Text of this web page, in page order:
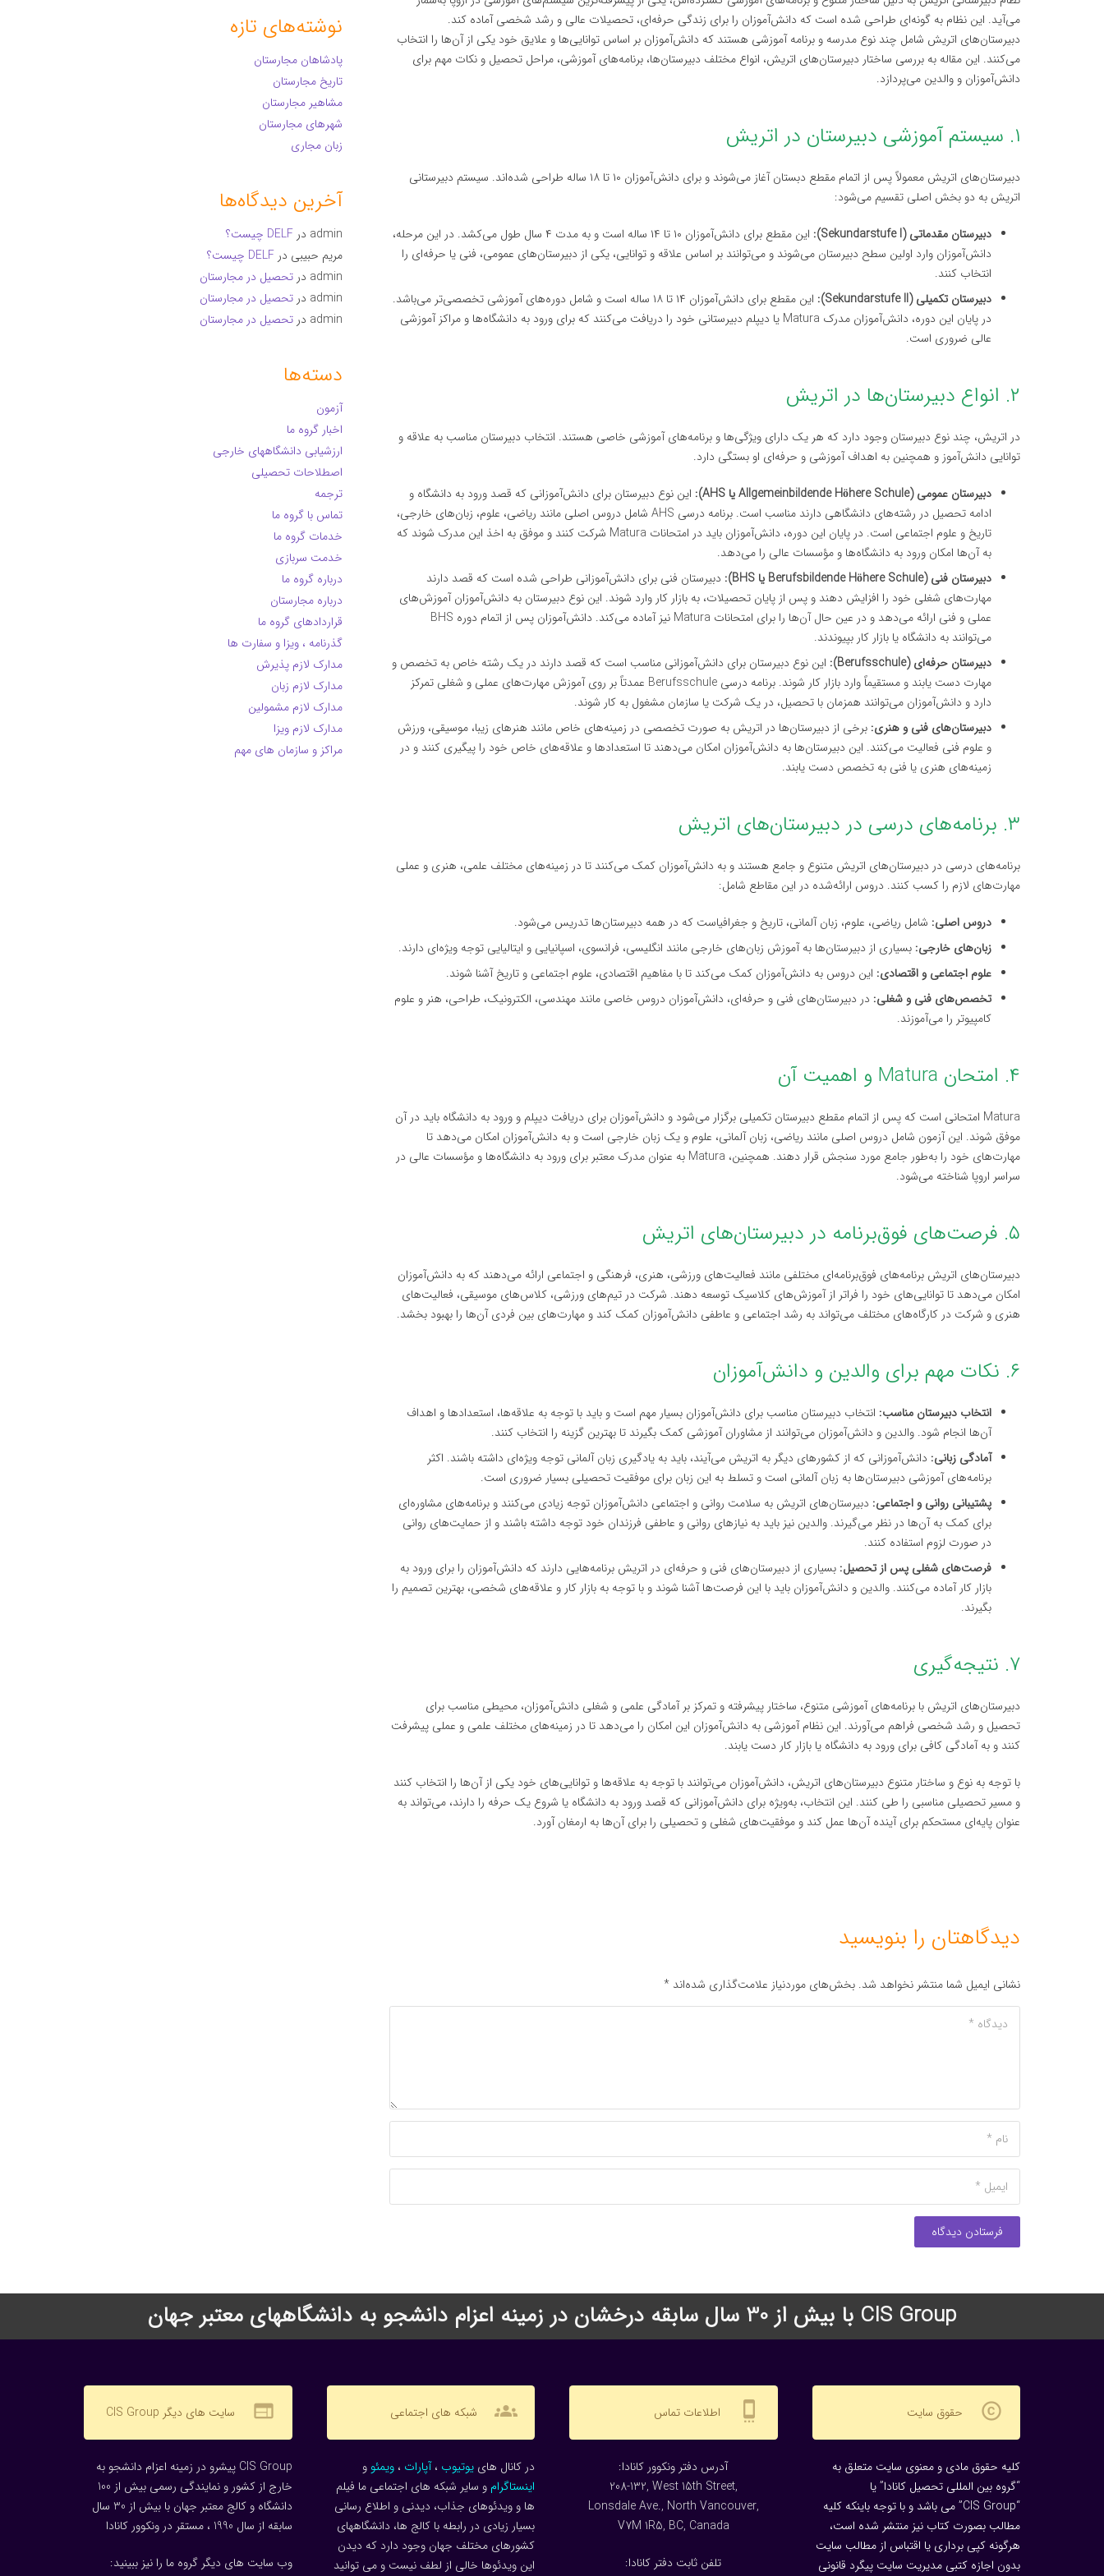
می‌آید. این نظام به گونه‌ای طراحی شده است که دانش‌آموزان را برای زندگی حرفه‌ای، تحصیلات عالی و رشد شخصی آماده کند.
دبیرستان‌های اتریش شامل چند نوع مدرسه و برنامه آموزشی هستند که دانش‌آموزان بر اساس توانایی‌ها و علایق خود یکی از آن‌ها را انتخاب
می‌کنند. این مقاله به بررسی ساختار دبیرستان‌های اتریش، انواع مختلف دبیرستان‌ها، برنامه‌های آموزشی، مراحل تحصیل و نکات مهم برای
دانش‌آموزان و والدین می‌پردازد.
۱. سیستم آموزشی دبیرستان در اتریش
دبیرستان‌های اتریش معمولاً پس از اتمام مقطع دبستان آغاز می‌شوند و برای دانش‌آموزان ۱۰ تا ۱۸ ساله طراحی شده‌اند. سیستم دبیرستانی
اتریش به دو بخش اصلی تقسیم می‌شود:
دبیرستان مقدماتی (Sekundarstufe I):
این مقطع برای دانش‌آموزان ۱۰ تا ۱۴ ساله است و به مدت ۴ سال طول می‌کشد. در این مرحله،
دانش‌آموزان وارد اولین سطح دبیرستان می‌شوند و می‌توانند بر اساس علاقه و توانایی، یکی از دبیرستان‌های عمومی، فنی یا حرفه‌ای را
انتخاب کنند.
دبیرستان تکمیلی (Sekundarstufe II):
این مقطع برای دانش‌آموزان ۱۴ تا ۱۸ ساله است و شامل دوره‌های آموزشی تخصصی‌تر می‌باشد.
در پایان این دوره، دانش‌آموزان مدرک Matura یا دیپلم دبیرستانی خود را دریافت می‌کنند که برای ورود به دانشگاه‌ها و مراکز آموزشی
عالی ضروری است.
۲. انواع دبیرستان‌ها در اتریش
در اتریش، چند نوع دبیرستان وجود دارد که هر یک دارای ویژگی‌ها و برنامه‌های آموزشی خاصی هستند. انتخاب دبیرستان مناسب به علاقه و
توانایی دانش‌آموز و همچنین به اهداف آموزشی و حرفه‌ای او بستگی دارد.
دبیرستان عمومی (Allgemeinbildende Höhere Schule یا AHS):
این نوع دبیرستان برای دانش‌آموزانی که قصد ورود به دانشگاه و
ادامه تحصیل در رشته‌های دانشگاهی دارند مناسب است. برنامه درسی AHS شامل دروس اصلی مانند ریاضی، علوم، زبان‌های خارجی،
تاریخ و علوم اجتماعی است. در پایان این دوره، دانش‌آموزان باید در امتحانات Matura شرکت کنند و موفق به اخذ این مدرک شوند که
به آن‌ها امکان ورود به دانشگاه‌ها و مؤسسات عالی را می‌دهد.
دبیرستان فنی (Berufsbildende Höhere Schule یا BHS):
دبیرستان فنی برای دانش‌آموزانی طراحی شده است که قصد دارند
مهارت‌های شغلی خود را افزایش دهند و پس از پایان تحصیلات، به بازار کار وارد شوند. این نوع دبیرستان به دانش‌آموزان آموزش‌های
عملی و فنی ارائه می‌دهد و در عین حال آن‌ها را برای امتحانات Matura نیز آماده می‌کند. دانش‌آموزان پس از اتمام دوره BHS
می‌توانند به دانشگاه یا بازار کار بپیوندند.
دبیرستان حرفه‌ای (Berufsschule):
این نوع دبیرستان برای دانش‌آموزانی مناسب است که قصد دارند در یک رشته خاص به تخصص و
مهارت دست یابند و مستقیماً وارد بازار کار شوند. برنامه درسی Berufsschule عمدتاً بر روی آموزش مهارت‌های عملی و شغلی تمرکز
دارد و دانش‌آموزان می‌توانند همزمان با تحصیل، در یک شرکت یا سازمان مشغول به کار شوند.
دبیرستان‌های فنی و هنری: برخی از دبیرستان‌ها در اتریش به صورت تخصصی در زمینه‌های خاص مانند هنرهای زیبا، موسیقی، ورزش
و علوم فنی فعالیت می‌کنند. این دبیرستان‌ها به دانش‌آموزان امکان می‌دهند تا استعدادها و علاقه‌های خاص خود را پیگیری کنند و در
زمینه‌های هنری یا فنی به تخصص دست یابند.
۳. برنامه‌های درسی در دبیرستان‌های اتریش
برنامه‌های درسی در دبیرستان‌های اتریش متنوع و جامع هستند و به دانش‌آموزان کمک می‌کنند تا در زمینه‌های مختلف علمی، هنری و عملی
مهارت‌های لازم را کسب کنند. دروس ارائه‌شده در این مقاطع شامل:
دروس اصلی: شامل ریاضی، علوم، زبان آلمانی، تاریخ و جغرافیاست که در همه دبیرستان‌ها تدریس می‌شود.
زبان‌های خارجی: بسیاری از دبیرستان‌ها به آموزش زبان‌های خارجی مانند انگلیسی، فرانسوی، اسپانیایی و ایتالیایی توجه ویژه‌ای دارند.
علوم اجتماعی و اقتصادی: این دروس به دانش‌آموزان کمک می‌کند تا با مفاهیم اقتصادی، علوم اجتماعی و تاریخ آشنا شوند.
تخصص‌های فنی و شغلی: در دبیرستان‌های فنی و حرفه‌ای، دانش‌آموزان دروس خاصی مانند مهندسی، الکترونیک، طراحی، هنر و علوم
کامپیوتر را می‌آموزند.
۴. امتحان Matura و اهمیت آن
Matura امتحانی است که پس از اتمام مقطع دبیرستان تکمیلی برگزار می‌شود و دانش‌آموزان برای دریافت دیپلم و ورود به دانشگاه باید در آن
موفق شوند. این آزمون شامل دروس اصلی مانند ریاضی، زبان آلمانی، علوم و یک زبان خارجی است و به دانش‌آموزان امکان می‌دهد تا
مهارت‌های خود را به‌طور جامع مورد سنجش قرار دهند. همچنین، Matura به عنوان مدرک معتبر برای ورود به دانشگاه‌ها و مؤسسات عالی در
سراسر اروپا شناخته می‌شود.
۵. فرصت‌های فوق‌برنامه در دبیرستان‌های اتریش
دبیرستان‌های اتریش برنامه‌های فوق‌برنامه‌ای مختلفی مانند فعالیت‌های ورزشی، هنری، فرهنگی و اجتماعی ارائه می‌دهند که به دانش‌آموزان
امکان می‌دهد تا توانایی‌های خود را فراتر از آموزش‌های کلاسیک توسعه دهند. شرکت در تیم‌های ورزشی، کلاس‌های موسیقی، فعالیت‌های
هنری و شرکت در کارگاه‌های مختلف می‌تواند به رشد اجتماعی و عاطفی دانش‌آموزان کمک کند و مهارت‌های بین فردی آن‌ها را بهبود بخشد.
۶. نکات مهم برای والدین و دانش‌آموزان
انتخاب دبیرستان مناسب: انتخاب دبیرستان مناسب برای دانش‌آموزان بسیار مهم است و باید با توجه به علاقه‌ها، استعدادها و اهداف
آن‌ها انجام شود. والدین و دانش‌آموزان می‌توانند از مشاوران آموزشی کمک بگیرند تا بهترین گزینه را انتخاب کنند.
آمادگی زبانی: دانش‌آموزانی که از کشورهای دیگر به اتریش می‌آیند، باید به یادگیری زبان آلمانی توجه ویژه‌ای داشته باشند. اکثر
برنامه‌های آموزشی دبیرستان‌ها به زبان آلمانی است و تسلط به این زبان برای موفقیت تحصیلی بسیار ضروری است.
پشتیبانی روانی و اجتماعی: دبیرستان‌های اتریش به سلامت روانی و اجتماعی دانش‌آموزان توجه زیادی می‌کنند و برنامه‌های مشاوره‌ای
برای کمک به آن‌ها در نظر می‌گیرند. والدین نیز باید به نیازهای روانی و عاطفی فرزندان خود توجه داشته باشند و از حمایت‌های روانی
در صورت لزوم استفاده کنند.
فرصت‌های شغلی پس از تحصیل: بسیاری از دبیرستان‌های فنی و حرفه‌ای در اتریش برنامه‌هایی دارند که دانش‌آموزان را برای ورود به
بازار کار آماده می‌کنند. والدین و دانش‌آموزان باید با این فرصت‌ها آشنا شوند و با توجه به بازار کار و علاقه‌های شخصی، بهترین تصمیم را
بگیرند.
۷. نتیجه‌گیری
دبیرستان‌های اتریش با برنامه‌های آموزشی متنوع، ساختار پیشرفته و تمرکز بر آمادگی علمی و شغلی دانش‌آموزان، محیطی مناسب برای
تحصیل و رشد شخصی فراهم می‌آورند. این نظام آموزشی به دانش‌آموزان این امکان را می‌دهد تا در زمینه‌های مختلف علمی و عملی پیشرفت
کنند و به آمادگی کافی برای ورود به دانشگاه یا بازار کار دست یابند.
با توجه به نوع و ساختار متنوع دبیرستان‌های اتریش، دانش‌آموزان می‌توانند با توجه به علاقه‌ها و توانایی‌های خود یکی از آن‌ها را انتخاب کنند
و مسیر تحصیلی مناسبی را طی کنند. این انتخاب، به‌ویژه برای دانش‌آموزانی که قصد ورود به دانشگاه یا شروع یک حرفه را دارند، می‌تواند به
عنوان پایه‌ای مستحکم برای آینده آن‌ها عمل کند و موفقیت‌های شغلی و تحصیلی را برای آن‌ها به ارمغان آورد.
دیدگاهتان را بنویسید
نشانی ایمیل شما منتشر نخواهد شد. بخش‌های موردنیاز علامت‌گذاری شده‌اند *
فرستادن دیدگاه
نوشته‌های تازه
پادشاهان مجارستان
تاریخ مجارستان
مشاهیر مجارستان
شهرهای مجارستان
زبان مجاری
آخرین دیدگاه‌ها
admin در DELF چیست؟
مریم حبیبی در DELF چیست؟
admin در تحصیل در مجارستان
admin در تحصیل در مجارستان
admin در تحصیل در مجارستان
دسته‌ها
آزمون
اخبار گروه ما
ارزشیابی دانشگاههای خارجی
اصطلاحات تحصیلی
ترجمه
تماس با گروه ما
خدمات گروه ما
خدمت سربازی
درباره گروه ما
درباره مجارستان
قراردادهای گروه ما
گذرنامه ، ویزا و سفارت ها
مدارک لازم پذیرش
مدارک لازم زبان
مدارک لازم مشمولین
مدارک لازم ویزا
مراکز و سازمان های مهم
CIS Group با بیش از 30 سال سابقه درخشان در زمینه اعزام دانشجو به دانشگاههای معتبر جهان
copyright حقوق سایت
کلیه حقوق مادی و معنوی سایت متعلق به
“گروه بین المللی تحصیل کانادا” یا
“CIS Group” می باشد و با توجه باینکه کلیه
مطالب بصورت کتاب نیز منتشر شده است،
هرگونه كپی برداری یا اقتباس از مطالب سایت
بدون اجازه كتبی مدیریت سایت پیگرد قانونی
settings_cell اطلاعات تماس
:آدرس دفتر ونکوور کانادا
208-132, West 15th Street,
Lonsdale Ave., North Vancouver,
V7M 1R5, BC, Canada
:تلفن ثابت دفتر کانادا
groups شبکه های اجتماعی
در کانال های یوتیوب ، آپارات ، ویمئو و
اینستاگرام و سایر شبکه های اجتماعی ما فیلم
ها و ویدئوهای جذاب، دیدنی و اطلاع رسانی
بسیار زیادی در رابطه با کالج ها، دانشگاههای
کشورهای مختلف جهان وجود دارد که دیدن
این ویدئوها خالی از لطف نیست و می توانید
web سایت های دیگر CIS Group
CIS Group پیشرو در زمینه اعزام دانشجو به
خارج از کشور و نمایندگی رسمی بیش از 100
دانشگاه و کالج معتبر جهان با بیش از 30 سال
سابقه از سال 1990 ، مستقر در ونکوور کانادا
وب سایت های دیگر گروه ما را نیز ببینید: